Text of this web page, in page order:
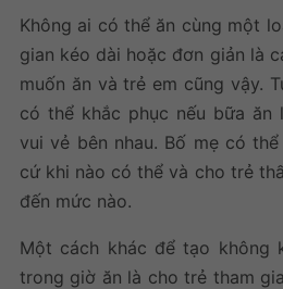
Không ai có thể ăn cùng một
gian kéo dài hoặc đơn giản là
muốn ăn và trẻ em cũng vậy.
có thể khắc phục nếu bữa ăn
vui vẻ bên nhau. Bố mẹ có
cứ khi nào có thể và cho trẻ
đến mức nào.
Một cách khác để tạo không
trong giờ ăn là cho trẻ tham